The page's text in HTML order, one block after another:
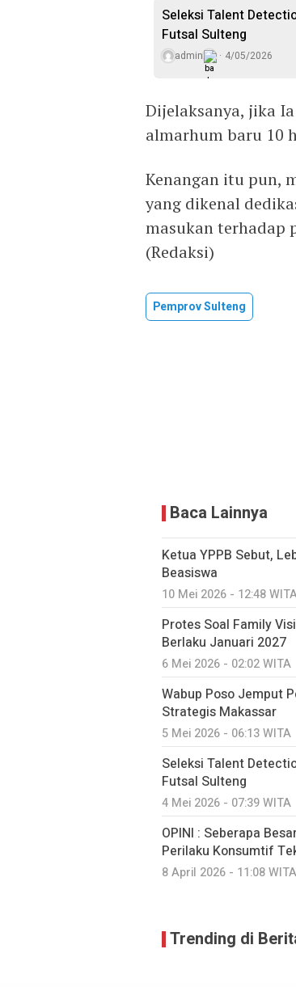
Seleksi Talent
Futsal Sulteng
admin 4/05/2026
Dijelaksanya, jika
almarhum baru 10
Kenangan itu pun,
yang dikenal
masukan terhadap
(Redaksi)
Pemprov Sulteng
Baca Lainnya
Ketua YPPB Sebut,
Beasiswa
10 Mei 2026 - 12:48
Protes Soal Family
Berlaku Januari 2027
6 Mei 2026 - 02:02 WITA
Wabup Poso Jemput
Strategis Makassar
5 Mei 2026 - 06:13 WITA
Seleksi Talent
Futsal Sulteng
4 Mei 2026 - 07:39 WITA
OPINI : Seberapa
Perilaku Konsumtif
8 April 2026 - 11:08 WITA
Trending di